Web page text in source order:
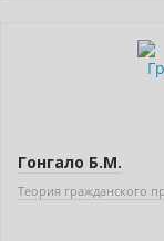
Гонгало Б.М.
Теория гражданского